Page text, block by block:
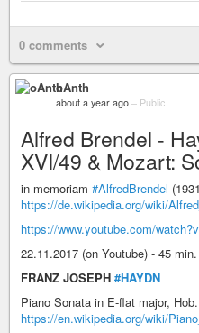
0 comments
oAnth
about a year ago – Public
Alfred Brendel -
XVI/49 & Mozart:
in memoriam #AlfredBrendel
https://de.wikipedia.org/wiki/
https://www.youtube.com/
22.11.2017 (on Youtube) - 45 min.
FRANZ JOSEPH #HAYDN
Piano Sonata in E-flat major,
https://en.wikipedia.org/wiki/